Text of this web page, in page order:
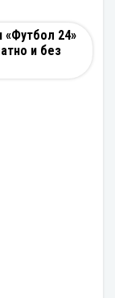
24»
и без